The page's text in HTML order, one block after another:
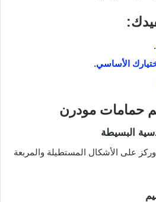
.
الأساسي.
حمامات مودرن
على الأشكال المستطيلة والمربعة